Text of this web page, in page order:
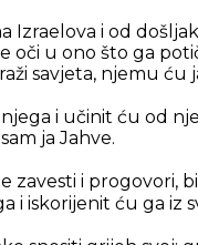
Izraelova i od
oči u ono što ga
savjeta, njemu ću
i učinit ću od
ja Jahve.
zavesti i progovori,
i iskorijenit ću ga iz